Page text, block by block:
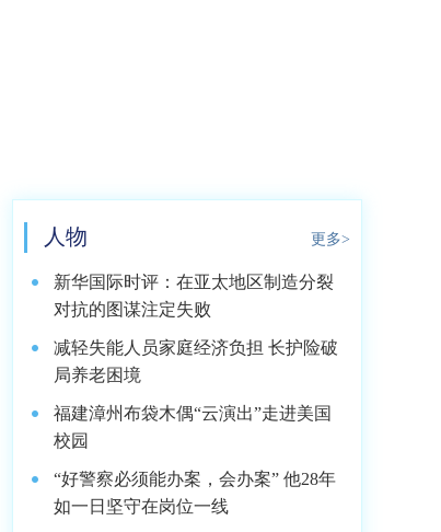
人物 更多>
新华国际时评：在亚太地区制造分裂
对抗的图谋注定失败
减轻失能人员家庭经济负担 长护险破
局养老困境
福建漳州布袋木偶“云演出”走进美国
校园
“好警察必须能办案，会办案” 他28年
如一日坚守在岗位一线